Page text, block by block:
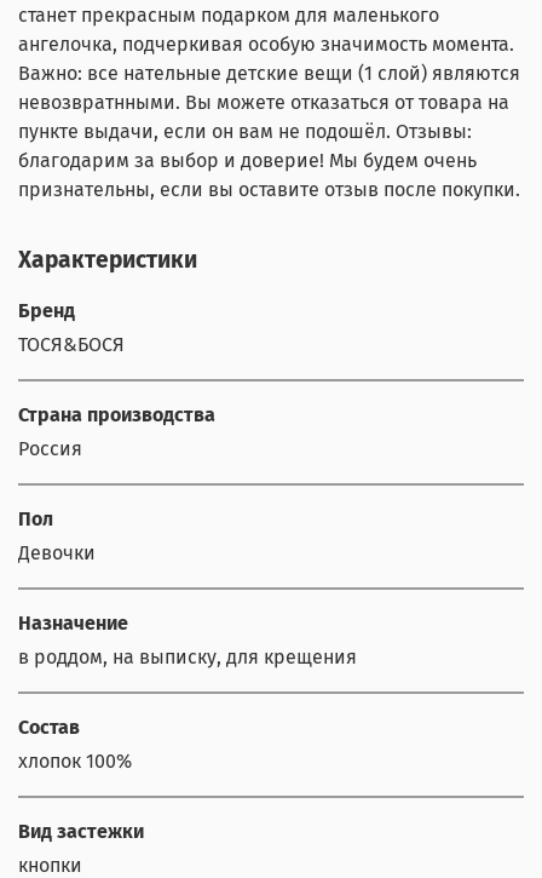
станет прекрасным подарком для маленького
ангелочка, подчеркивая особую значимость момента.
Важно: все нательные детские вещи (1 слой) являются
невозвратнными. Вы можете отказаться от товара на
пункте выдачи, если он вам не подошёл. Отзывы:
благодарим за выбор и доверие! Мы будем очень
признательны, если вы оставите отзыв после покупки.
Характеристики
Бренд
ТОСЯ&БОСЯ
Страна производства
Россия
Пол
Девочки
Назначение
в роддом, на выписку, для крещения
Состав
хлопок 100%
Вид застежки
кнопки